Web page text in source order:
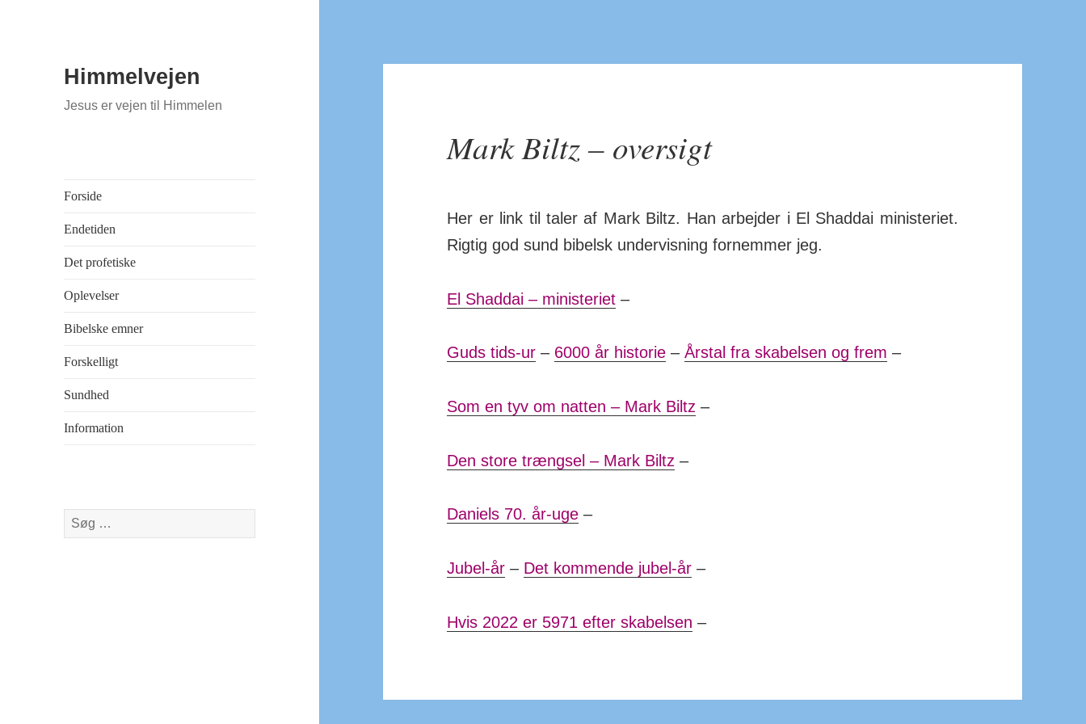
Himmelvejen
Jesus er vejen til Himmelen
Forside
Endetiden
Det profetiske
Oplevelser
Bibelske emner
Forskelligt
Sundhed
Information
Søg
efter:
Mark Biltz – oversigt
Her er link til taler af Mark Biltz. Han arbejder i El Shaddai mini­steriet.
Rigtig god sund bibelsk under­vis­ning for­nemmer jeg.
El Shaddai – ministeriet –
Guds tids-ur – 6000 år historie –Årstal fra skabelsen og frem –
Som en tyv om natten – Mark Biltz –
Den store trængsel – Mark Biltz –
Daniels 70. år-uge –
Jubel-år – Det kommende jubel-år –
Hvis 2022 er 5971 efter skabelsen –